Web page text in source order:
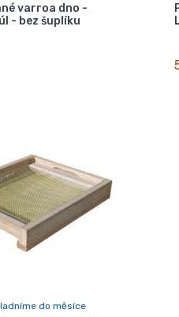
varroa dno -
- bez šuplíku
do měsíce